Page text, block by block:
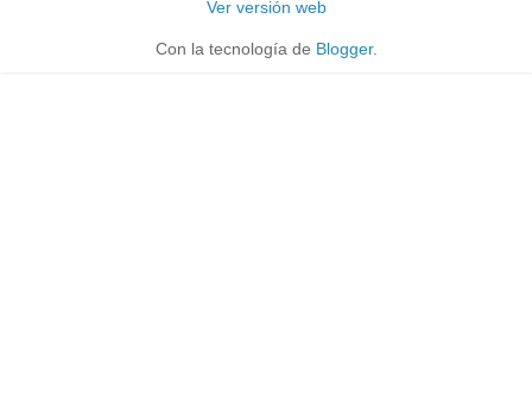
Ver versión web
Con la tecnología de Blogger.